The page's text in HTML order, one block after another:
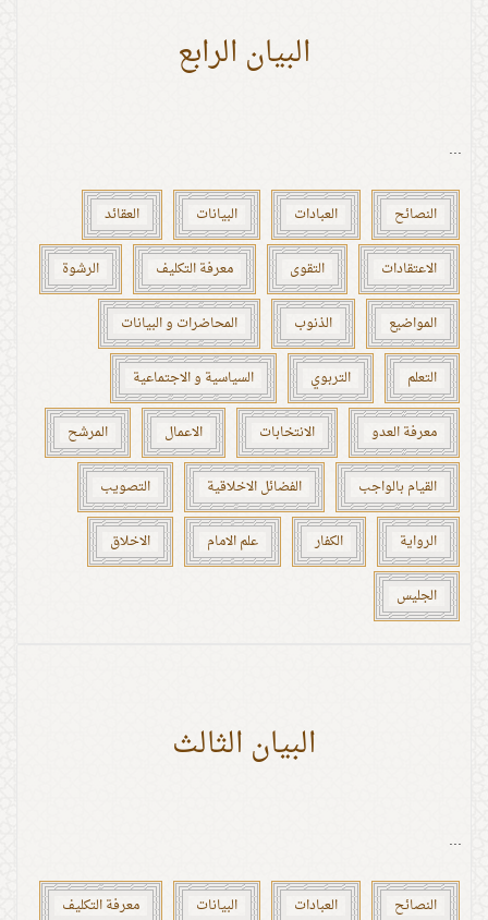
البيان الرابع
...
النصائح العبادات البيانات العقائد
الاعتقادات التقوى معرفة التكليف الرشوة
المواضيع الذنوب المحاضرات و البيانات
التعلم التربوي السياسية و الاجتماعية
معرفة العدو الانتخابات الاعمال المرشح
القيام بالواجب الفضائل الاخلاقية التصويب
الرواية الكفار علم الامام الاخلاق
الجليس
البيان الثالث
...
النصائح العبادات البيانات معرفة التكليف